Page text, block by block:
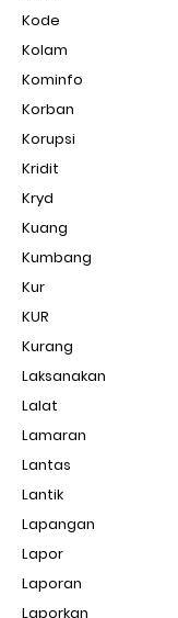
Kode
Kolam
Kominfo
Korban
Korupsi
Kridit
Kryd
Kuang
Kumbang
Kur
KUR
Kurang
Laksanakan
Lalat
Lamaran
Lantas
Lantik
Lapangan
Lapor
Laporan
Laporkan